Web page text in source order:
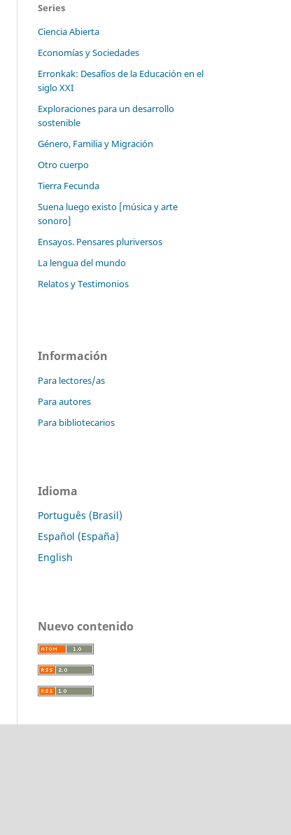
Series
Ciencia Abierta
Economías y Sociedades
Erronkak: Desafíos de la Educación en el
siglo XXI
Exploraciones para un desarrollo
sostenible
Género, Familia y Migración
Otro cuerpo
Tierra Fecunda
Suena luego existo [música y arte
sonoro]
Ensayos. Pensares pluriversos
La lengua del mundo
Relatos y Testimonios
Información
Para lectores/as
Para autores
Para bibliotecarios
Idioma
Português (Brasil)
Español (España)
English
Nuevo contenido